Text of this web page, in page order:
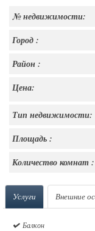
№ недвижимости:
Город :
Район :
Цена:
Тип недвижимости:
Площадь :
Количество комнат :
Услуги Внешние
Балкон